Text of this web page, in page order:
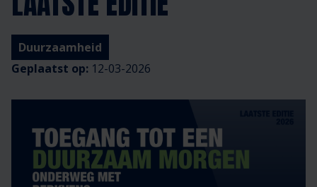
Diensten
Technische documentatie
Veelgestelde vragen
Prefab woning
Handelspartner
Rookwerend
Duurzaamheid
Brochures
Technische documentatie
Veelgestelde vragen
Verkooppunten
Veelgestelde vragen
GND Garantiedeuren
Werken bij Berkvens
Duurzaamheid
Geplaatst op: 12-03-2026